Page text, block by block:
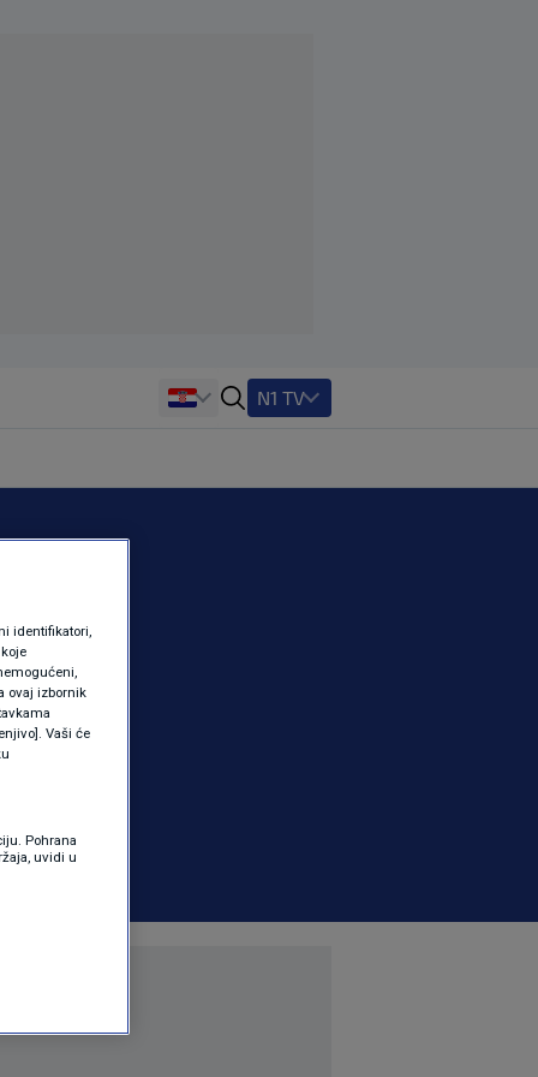
N1 TV
identifikatori,
ovaj izbornik
Vaši će
Pohrana
uvidi u